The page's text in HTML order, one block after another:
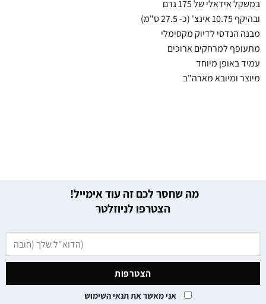
במשקל אידאלי של 175 גרם
ובהיקף 10.75 אינצ' (כ- 27.5 ס"מ)
מבנה הנדסי לדיוק מקסימלי
מתעופף למרחקים ארוכים
עמיד באופן מיוחד
מיוצר ומיובא מארה"ב
מה שחסר לכם זה עוד אימייל!
הצטרפו לניוזלטר
אני מאשר את תנאי השימוש